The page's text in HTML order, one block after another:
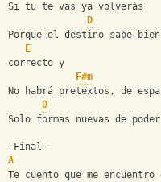
Si tu te vas ya volverás
D
Porque el destino sabe
E
correcto y
F#m
No habrá pretextos, de
D
Solo formas nuevas de
-Final-
A
Te cuento que me encuentro